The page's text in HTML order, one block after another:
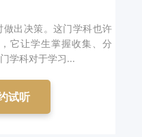
出决策。这门学科也许
它让学生掌握收集、分
学科对于学习...
试听